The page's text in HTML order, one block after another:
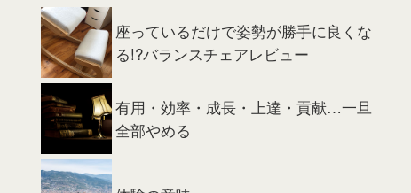
座っているだけで姿勢が勝手に良くな
る!?バランスチェアレビュー
有用・効率・成長・上達・貢献…一旦
全部やめる